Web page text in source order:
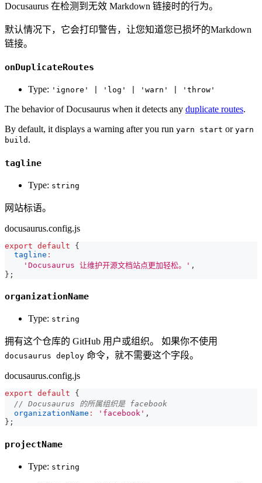
Docusaurus 在检测到无效 Markdown 链接时的行为。
默认情况下，它会打印警告，让您知道您已损坏的Markdown
链接。
onDuplicateRoutes
Type: 'ignore' | 'log' | 'warn' | 'throw'
The behavior of Docusaurus when it detects any duplicate routes.
By default, it displays a warning after you run yarn start or yarn
build .
tagline
Type: string
网站标语。
docusaurus.config.js
export default
{
tagline :
'Docusaurus 让维护开源文档站点更加轻松。' ,
} ;
organizationName
Type: string
拥有这个仓库的 GitHub 用户或组织。 如果你不使用
docusaurus deploy 命令，就不需要这个字段。
docusaurus.config.js
export default
{
// Docusaurus 的所属组织是 facebook
organizationName : 'facebook' ,
} ;
projectName
Type: string